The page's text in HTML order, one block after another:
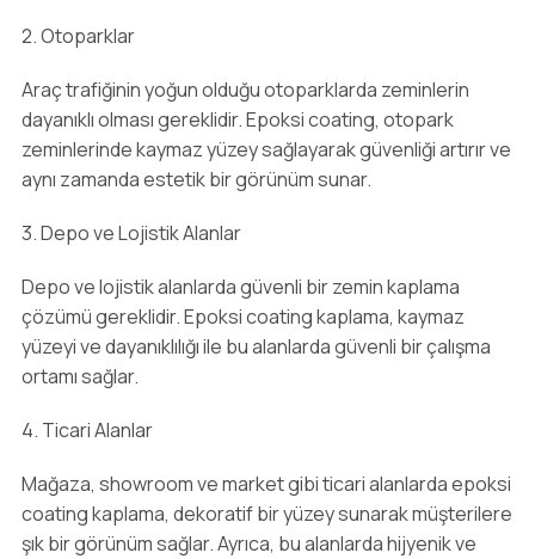
2. Otoparklar
Araç trafiğinin yoğun olduğu otoparklarda zeminlerin
dayanıklı olması gereklidir. Epoksi coating, otopark
zeminlerinde kaymaz yüzey sağlayarak güvenliği artırır ve
aynı zamanda estetik bir görünüm sunar.
3. Depo ve Lojistik Alanlar
Depo ve lojistik alanlarda güvenli bir zemin kaplama
çözümü gereklidir. Epoksi coating kaplama, kaymaz
yüzeyi ve dayanıklılığı ile bu alanlarda güvenli bir çalışma
ortamı sağlar.
4. Ticari Alanlar
Mağaza, showroom ve market gibi ticari alanlarda epoksi
coating kaplama, dekoratif bir yüzey sunarak müşterilere
şık bir görünüm sağlar. Ayrıca, bu alanlarda hijyenik ve